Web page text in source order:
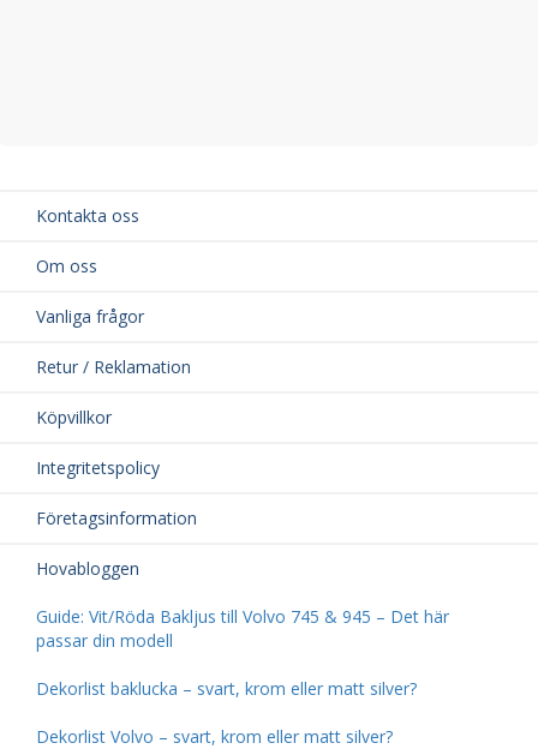
Kontakta oss
Om oss
Vanliga frågor
Retur / Reklamation
Köpvillkor
Integritetspolicy
Företagsinformation
Hovabloggen
Guide: Vit/Röda Bakljus till Volvo 745 & 945 – Det här
passar din modell
Dekorlist baklucka – svart, krom eller matt silver?
Dekorlist Volvo – svart, krom eller matt silver?